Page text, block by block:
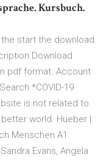
Kursbuch.
start the download.
Download
pdf format. Account
*COVID-19
is not related to
world. Hueber |
Menschen A1
Evans, Angela